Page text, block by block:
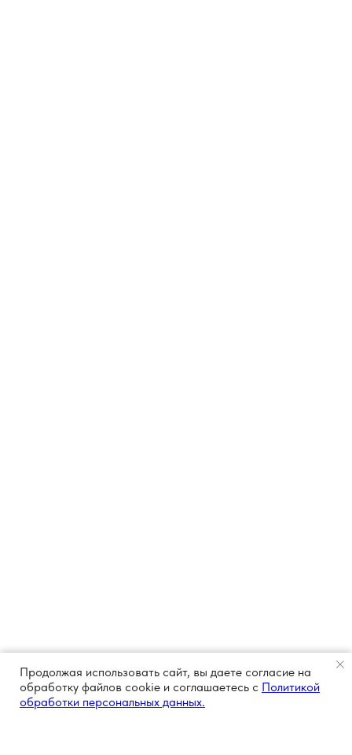
Продолжая использовать сайт, вы даете согласие на
обработку файлов cookie и соглашаетесь с Политикой
обработки персональных данных.